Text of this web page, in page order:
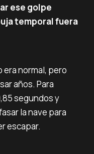
ese golpe
temporal fuera
era normal, pero
años. Para
segundos y
la nave para
escapar.